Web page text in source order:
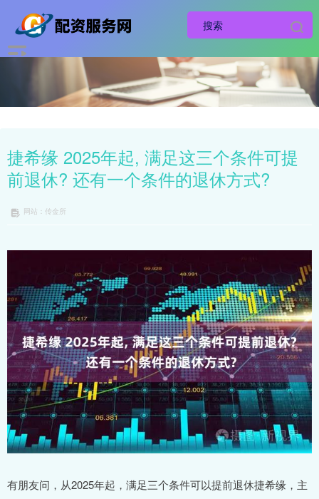
捷希缘 2025年起, 满足这三个条件可提
前退休? 还有一个条件的退休方式?
网站：传金所
有朋友问，从2025年起，满足三个条件可以提前退休捷希缘，主